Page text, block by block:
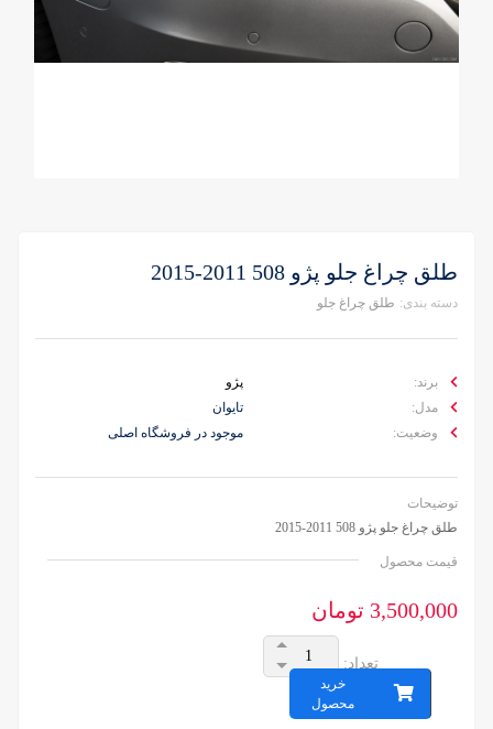
طلق چراغ جلو پژو 508 2011-2015
دسته بندی: طلق چراغ جلو
برند:
پژو
مدل:
تایوان
وضعیت:
موجود در فروشگاه اصلی
توضیحات
طلق چراغ جلو پژو 508 2011-2015
قیمت محصول
3,500,000 تومان
تعداد:
خرید
محصول